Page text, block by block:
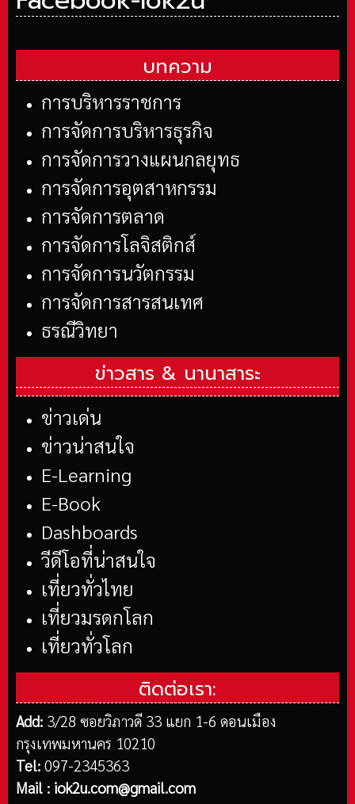
บทความ
การบริหารราชการ
การจัดการบริหารธุรกิจ
การจัดการวางแผนกลยุทธ
การจัดการอุตสาหกรรม
การจัดการตลาด
การจัดการโลจิสติกส์
การจัดการนวัตกรรม
การจัดการสารสนเทศ
ธรณีวิทยา
ข่าวสาร & นานาสาระ
ข่าวเด่น
ข่าวน่าสนใจ
E-Learning
E-Book
Dashboards
วีดีโอที่น่าสนใจ
เที่ยวทั่วไทย
เที่ยวมรดกโลก
เที่ยวทั่วโลก
ติดต่อเรา:
Add: 3/28 ซอยวิภาวดี 33 แยก 1-6 ดอนเมือง
กรุงเทพมหานคร 10210
Tel: 097-2345363
Mail : iok2u.com@gmail.com